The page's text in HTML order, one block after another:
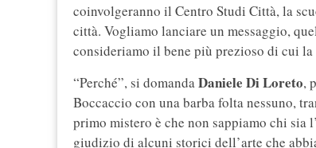
coinvolgeranno il Centro Studi Città, la
città. Vogliamo lanciare un messaggio,
consideriamo il bene più prezioso di cui la
“Perché”, si domandaDaniele Di Loreto,
Boccaccio con una barba folta nessuno,
primo mistero è che non sappiamo chi sia
giudizio di alcuni storici dell’arte che